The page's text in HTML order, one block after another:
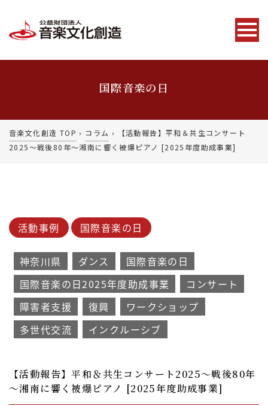
国際音楽の日
音楽文化創造 TOP › コラム ›
【活動報告】平和＆共生コンサート
2025～戦後80年～湘南に響く被爆ピアノ [2025年度助成事業]
活動事例 国際音楽の日
神奈川県 ダンス
国際音楽の日
国際音楽の日2025年度助成事業
コンサート
障害者支援
復興
ワークショップ
多世代交流
インクルーシブ
【活動報告】平和＆共生コンサート2025～戦後80年
～湘南に響く被爆ピアノ [2025年度助成事業]